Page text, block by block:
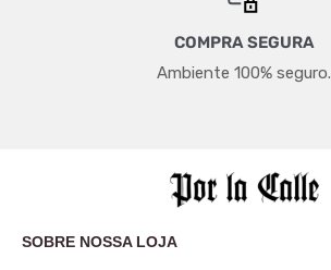
COMPRA SEGURA
Ambiente 100% seguro.
SOBRE NOSSA LOJA